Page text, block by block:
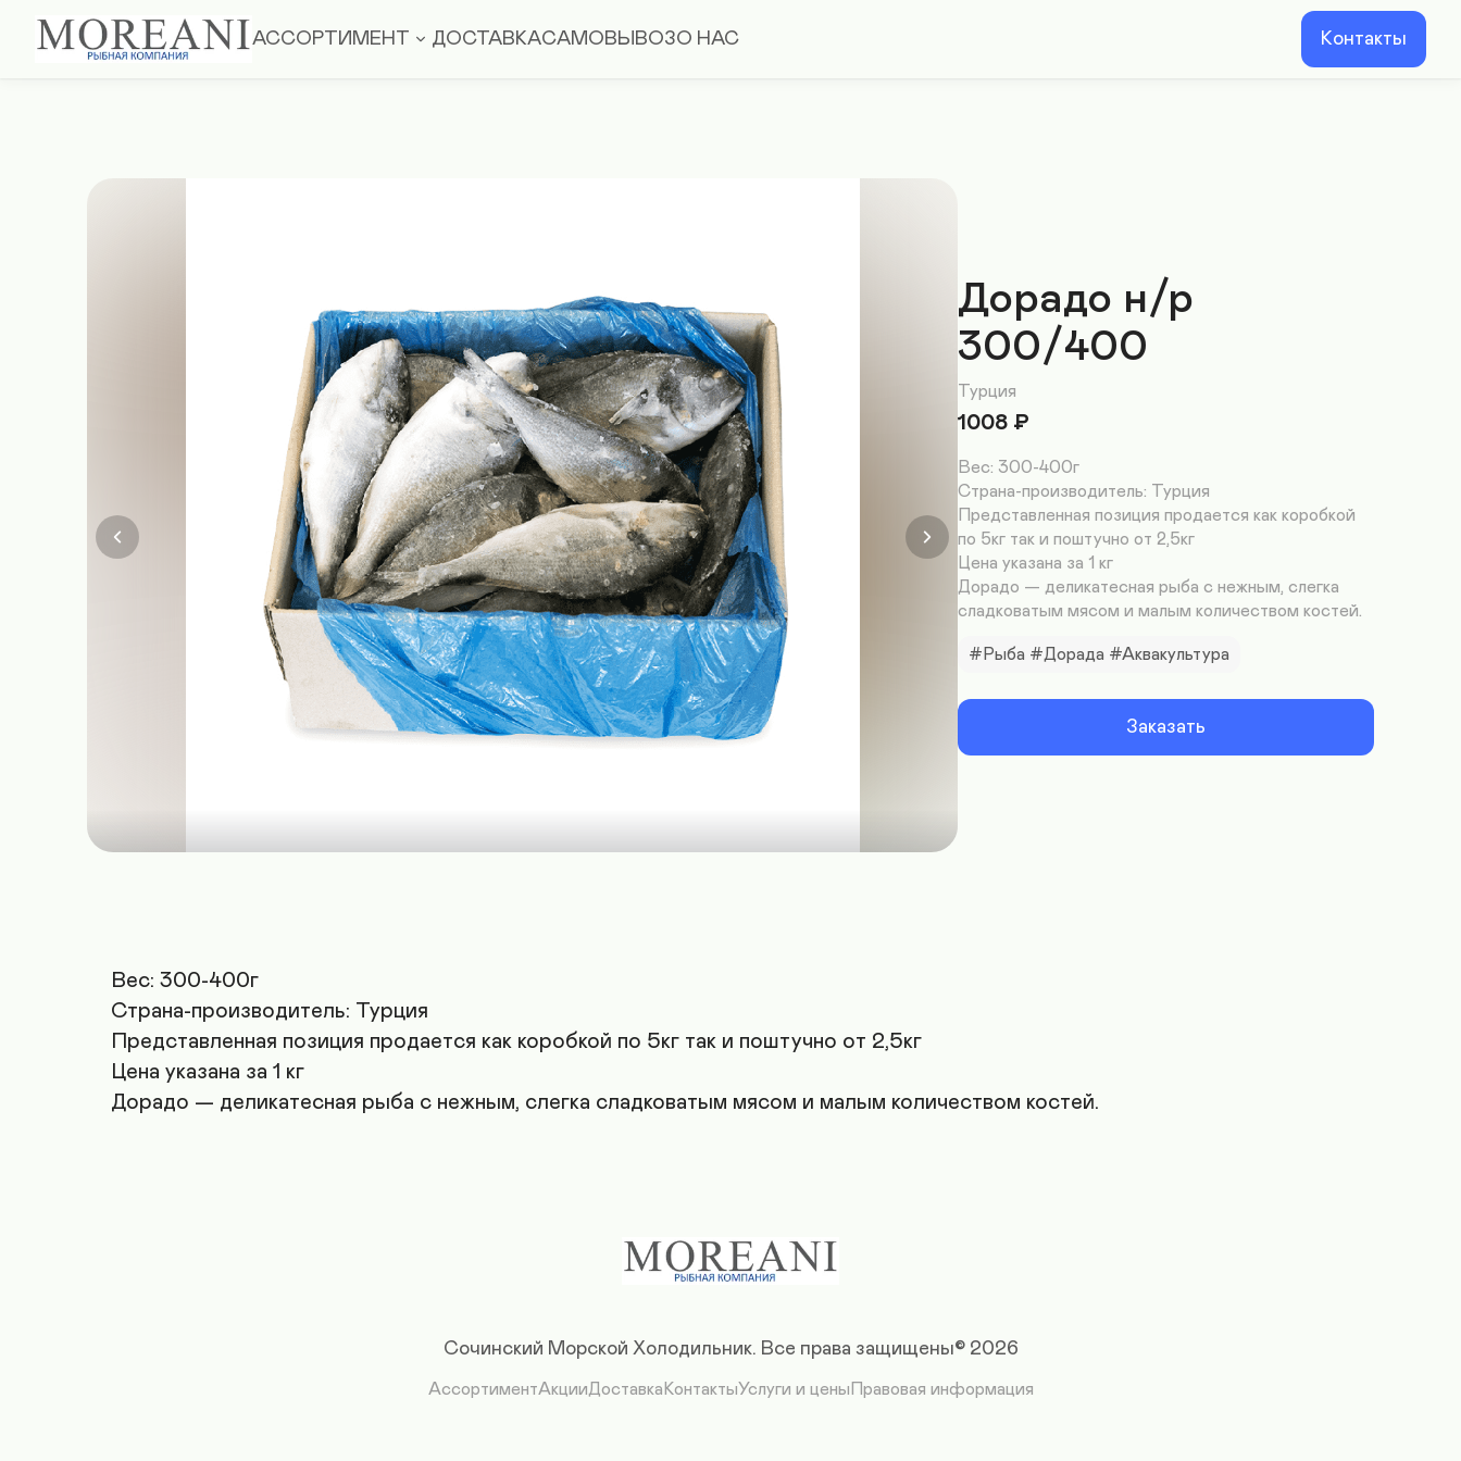
АССОРТИМЕНТ ДОСТАВКАСАМОВЫВОЗО НАС Контакты
Дорадо н/р
300/400
Турция
1008 ₽
Вес: 300-400г
Страна-производитель: Турция
Представленная позиция продается как коробкой
по 5кг так и поштучно от 2,5кг
Цена указана за 1 кг
Дорадо — деликатесная рыба с нежным, слегка
сладковатым мясом и малым количеством костей.
#Рыба #Дорада #Аквакультура
Заказать
Вес: 300-400г
Страна-производитель: Турция
Представленная позиция продается как коробкой по 5кг так и поштучно от 2,5кг
Цена указана за 1 кг
Дорадо — деликатесная рыба с нежным, слегка сладковатым мясом и малым количеством костей.
Сочинский Морской Холодильник. Все права защищены© 2026
АссортиментАкцииДоставка КонтактыУслуги и цены Правовая информация